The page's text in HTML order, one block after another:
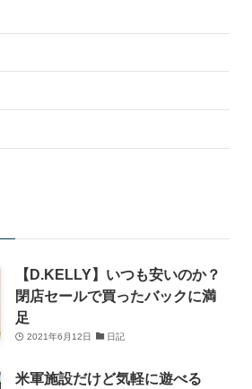
【D.KELLY】いつも安いのか？
閉店セールで買ったバックに満
足
2021年6月12日 日記
米軍施設だけど気軽に遊べる